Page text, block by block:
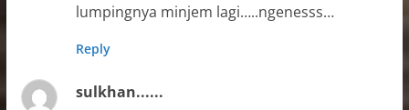
lumpingnya minjem lagi…..ngenesss…
Reply
sulkhan......